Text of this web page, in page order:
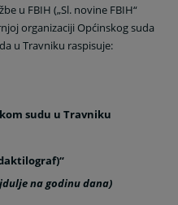
u FBIH („Sl. novine FBIH“
organizaciji Općinskog suda
u Travniku raspisuje:
sudu u Travniku
na godinu dana)